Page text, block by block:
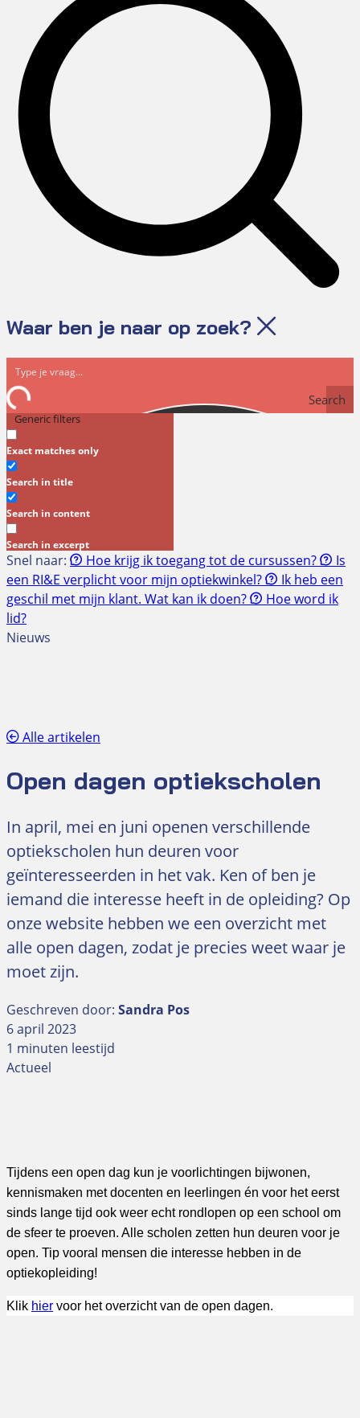
Waar ben je naar op zoek?
Search
Generic filters
Exact matches only
Search in title
Search in content
Search in excerpt
Snel naar: Hoe krijg ik toegang tot de cursussen?
Is
een RI&E verplicht voor mijn optiekwinkel?
Ik heb een
geschil met mijn klant. Wat kan ik doen?
Hoe word ik
lid?
Nieuws
Alle artikelen
Open dagen optiekscholen
In april, mei en juni openen verschillende
optiekscholen hun deuren voor
geïnteresseerden in het vak. Ken of ben je
iemand die interesse heeft in de opleiding? Op
onze website hebben we een overzicht met
alle open dagen, zodat je precies weet waar je
moet zijn.
Geschreven door: Sandra Pos
6 april 2023
1 minuten leestijd
Actueel
Tijdens een open dag kun je voorlichtingen bijwonen,
kennismaken met docenten en leerlingen én voor het eerst
sinds lange tijd ook weer echt rondlopen op een school om
de sfeer te proeven. Alle scholen zetten hun deuren voor je
open. Tip vooral mensen die interesse hebben in de
optiekopleiding!
Klik hier voor het overzicht van de open dagen.